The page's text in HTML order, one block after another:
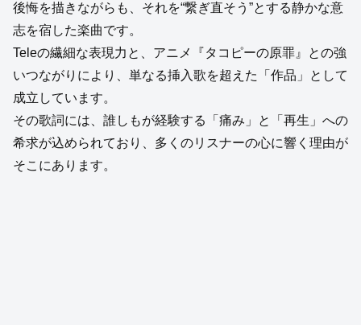
後悔を描きながらも、それを“繋ぎ直そう”とする静かな意
志を宿した楽曲です。
Teleの繊細な表現力と、アニメ『タコピーの原罪』との強
いつながりにより、単なる挿入歌を超えた「作品」として
成立しています。
その歌詞には、誰しもが経験する「痛み」と「再生」への
希求が込められており、多くのリスナーの心に響く理由が
そこにあります。